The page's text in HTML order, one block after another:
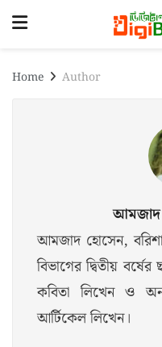
Home Author
আমজাদ
আমজাদ হোসেন, বরিশাল
বিভাগের দ্বিতীয়
কবিতা লিখেন ও
আর্টিকেল লিখেন।